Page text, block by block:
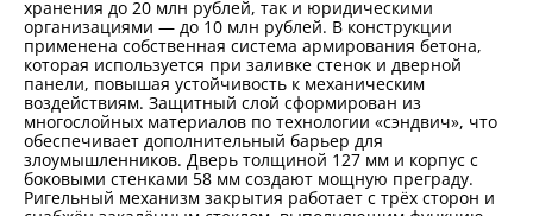
хранения до 20 млн рублей, так и юридическими
организациями — до 10 млн рублей. В конструкции
применена собственная система армирования бетона,
которая используется при заливке стенок и дверной
панели, повышая устойчивость к механическим
воздействиям. Защитный слой сформирован из
многослойных материалов по технологии «сэндвич», что
обеспечивает дополнительный барьер для
злоумышленников. Дверь толщиной 127 мм и корпус с
боковыми стенками 58 мм создают мощную преграду.
Ригельный механизм закрытия работает с трёх сторон и